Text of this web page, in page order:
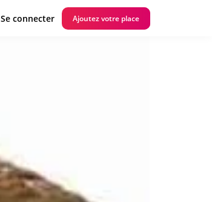
Se connecter
Ajoutez votre place